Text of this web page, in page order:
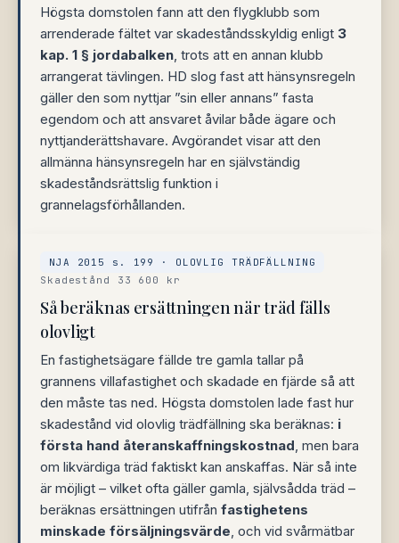
Högsta domstolen fann att den flygklubb som
arrenderade fältet var skadeståndsskyldig enligt 3
kap. 1 § jordabalken, trots att en annan klubb
arrangerat tävlingen. HD slog fast att hänsynsregeln
gäller den som nyttjar ”sin eller annans” fasta
egendom och att ansvaret åvilar både ägare och
nyttjanderättshavare. Avgörandet visar att den
allmänna hänsynsregeln har en självständig
skadeståndsrättslig funktion i
grannelagsförhållanden.
NJA 2015 s. 199 · OLOVLIG TRÄDFÄLLNING
Skadestånd 33 600 kr
Så beräknas ersättningen när träd fälls
olovligt
En fastighetsägare fällde tre gamla tallar på
grannens villafastighet och skadade en fjärde så att
den måste tas ned. Högsta domstolen lade fast hur
skadestånd vid olovlig trädfällning ska beräknas: i
första hand återanskaffningskostnad, men bara
om likvärdiga träd faktiskt kan anskaffas. När så inte
är möjligt – vilket ofta gäller gamla, självsådda träd –
beräknas ersättningen utifrån fastighetens
minskade försäljningsvärde, och vid svårmätbar